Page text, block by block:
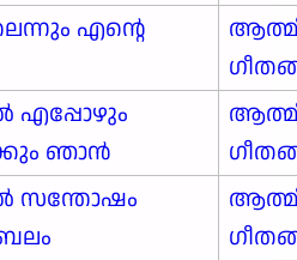
എന്റെ
എപ്പോഴും
ഞാൻ
സന്തോഷം